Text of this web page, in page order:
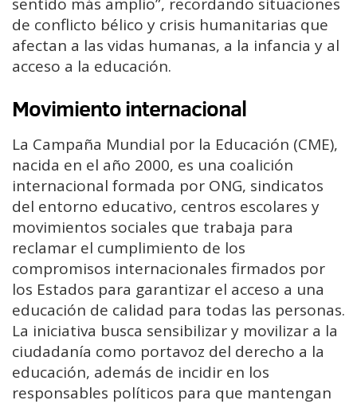
de conflicto bélico y crisis humanitarias que
afectan a las vidas humanas, a la infancia y al
acceso a la educación.
Movimiento internacional
La Campaña Mundial por la Educación (CME),
nacida en el año 2000, es una coalición
internacional formada por ONG, sindicatos
del entorno educativo, centros escolares y
movimientos sociales que trabaja para
reclamar el cumplimiento de los
compromisos internacionales firmados por
los Estados para garantizar el acceso a una
educación de calidad para todas las personas.
La iniciativa busca sensibilizar y movilizar a la
ciudadanía como portavoz del derecho a la
educación, además de incidir en los
responsables políticos para que mantengan